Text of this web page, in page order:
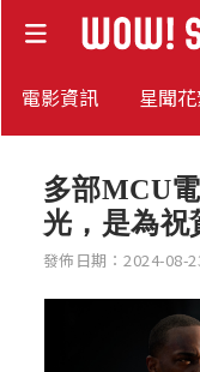
電影資訊 星聞花
多部MCU
光，是為祝
發佈日期：2024-08-